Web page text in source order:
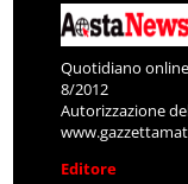
Quotidiano
8/2012
Autorizzazione
Editore